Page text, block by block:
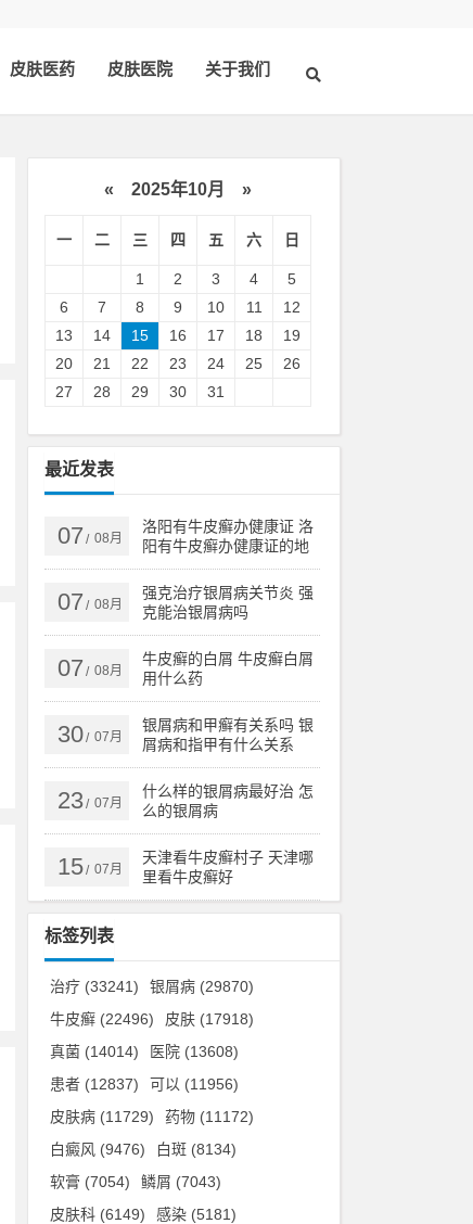
皮肤医药 皮肤医院 关于我们
« 2025年10月 »
一 二 三 四 五 六 日
1 2 3 4
5
6
7 8 9 10 11
12
13
14 15 16 17 18
19
20
21 22 23 24 25
26
27
28 29 30 31
最近发表
07 / 08月
洛阳有牛皮癣办健康证 洛
阳有牛皮癣办健康证的地
方吗
07 / 08月
强克治疗银屑病关节炎 强
克能治银屑病吗
07 / 08月
牛皮癣的白屑 牛皮癣白屑
用什么药
30/ 07月
银屑病和甲癣有关系吗 银
屑病和指甲有什么关系
23/ 07月
什么样的银屑病最好治 怎
么的银屑病
15/ 07月
天津看牛皮癣村子 天津哪
里看牛皮癣好
标签列表
治疗 (33241) 银屑病 (29870)
牛皮癣 (22496) 皮肤 (17918)
真菌 (14014) 医院 (13608)
患者 (12837) 可以 (11956)
皮肤病 (11729) 药物 (11172)
白癜风 (9476) 白斑 (8134)
软膏 (7054) 鳞屑 (7043)
皮肤科 (6149) 感染 (5181)